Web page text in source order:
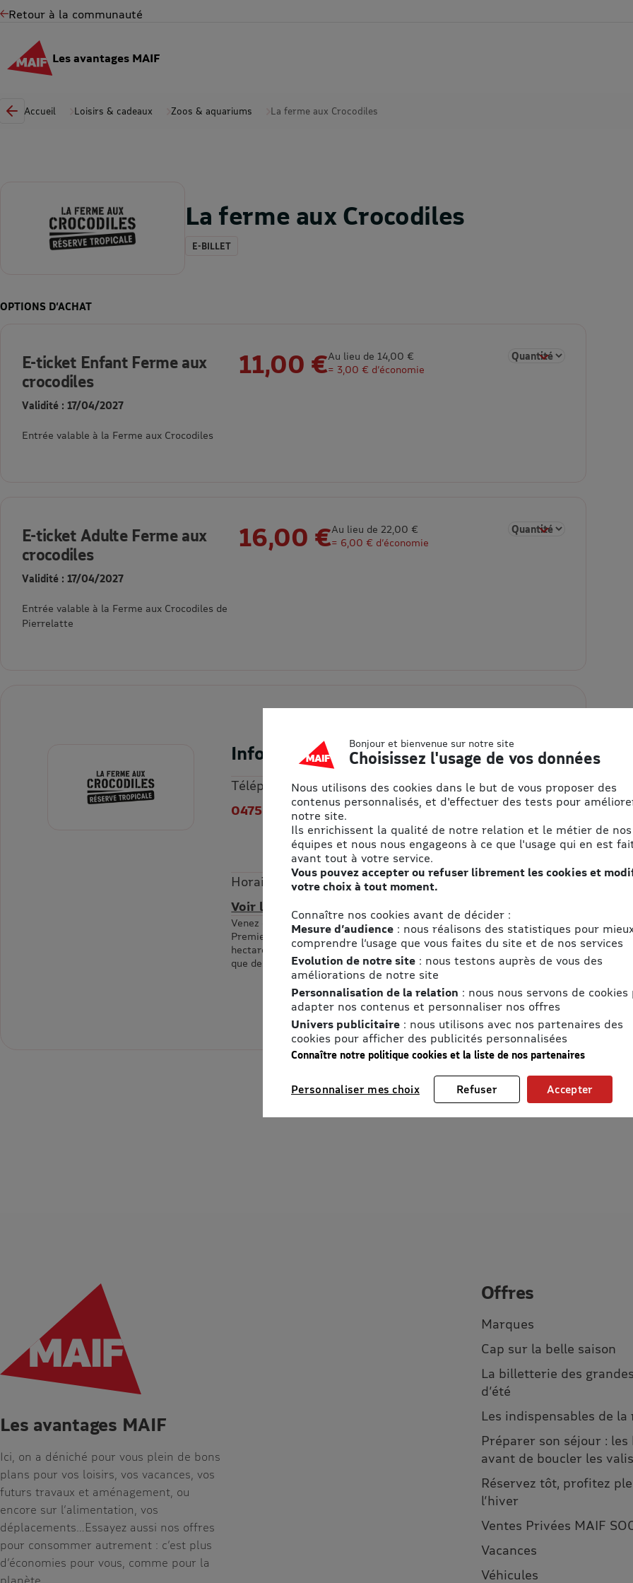
Retour à la communauté
Les avantages MAIF
Accueil Loisirs & cadeaux Zoos & aquariums La ferme aux Crocodiles
La ferme aux Crocodiles
E-BILLET
OPTIONS D’ACHAT
E-ticket Enfant Ferme aux
crocodiles
Validité : 17/04/2027
Entrée valable à la Ferme aux Crocodiles
11,00 €Au lieu de 14,00 €
= 3,00 € d’économie
Sélectionner la quantité
E-ticket Adulte Ferme aux
crocodiles
Validité : 17/04/2027
Entrée valable à la Ferme aux Crocodiles de
Pierrelatte
16,00 €Au lieu de 22,00 €
= 6,00 € d’économie
Sélectionner la quantité
Informations pratiques
Téléphone
0475043373
Adresse
La ferme aux Crocodiles
395 Allée de Beauplan
26700 Pierrelatte
Horaires
Voir les horaires
Accès
Venez découvrir La Ferme aux Crocodiles
Premier parc européen dédié aux reptiles. Réserve Tropicale d’un
hectare avec 1200 animaux, dont 150 oiseaux en vol libre. Pas
que des reptiles !
Les avantages MAIF
Ici, on a déniché pour vous plein de bons
plans pour vos loisirs, vos vacances, vos
futurs travaux et aménagement, ou
encore sur l’alimentation, vos
déplacements…Essayez aussi nos offres
pour consommer autrement : c’est plus
d’économies pour vous, comme pour la
planète
Offres
Marques
Cap sur la belle saison
La billetterie des
d’été
Les indispensables de
Préparer son séjour : les
avant de boucler les
Réservez tôt, profitez
l’hiver
Ventes Privées MAIF
Vacances
Véhicules
Bonjour et bienvenue sur notre site
Choisissez l'usage de vos données
Nous utilisons des cookies dans le but de vous proposer des
contenus personnalisés, et d'effectuer des tests pour
notre site.
Ils enrichissent la qualité de notre relation et le métier de nos
équipes et nous nous engageons à ce que l'usage qui en est
avant tout à votre service.
Vous pouvez accepter ou refuser librement les cookies et
votre choix à tout moment.
Connaître nos cookies avant de décider :
Mesure d’audience : nous réalisons des statistiques pour
comprendre l’usage que vous faites du site et de nos services
Evolution de notre site : nous testons auprès de vous des
améliorations de notre site
Personnalisation de la relation : nous nous servons de cookies
adapter nos contenus et personnaliser nos offres
Univers publicitaire : nous utilisons avec nos partenaires des
cookies pour afficher des publicités personnalisées
Connaître notre politique cookies et la liste de nos partenaires
Personnaliser mes choix Refuser Accepter